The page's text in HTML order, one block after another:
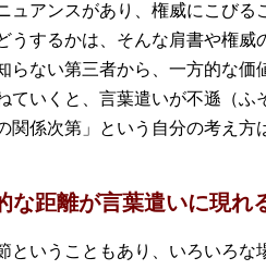
ュアンスがあり、権威にこびる
うするかは、そんな肩書や権
らない第三者から、一方的な価
ていくと、言葉遣いが不遜（ふ
関係次第」という自分の考え方
な距離が言葉遣いに現れ
ということもあり、いろいろ